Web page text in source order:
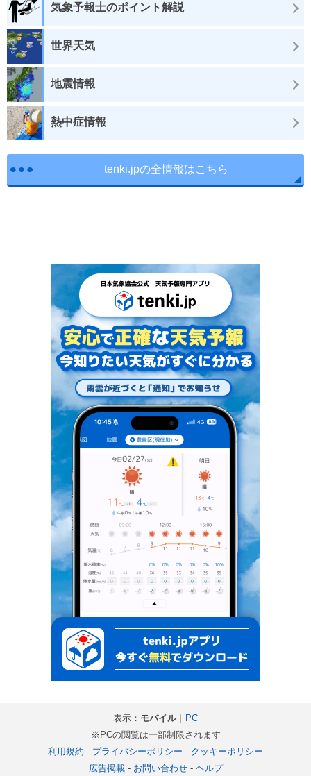
気象予報士のポイント解説
世界天気
地震情報
熱中症情報
tenki.jpの全情報はこちら
表示： モバイル｜ PC
※PCの閲覧は一部制限されます
利用規約 - プライバシーポリシー - クッキーポリシー
広告掲載- お問い合わせ- ヘルプ